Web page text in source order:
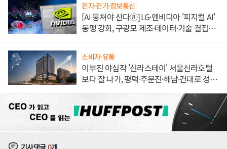
전자·전기·정보통신
[AI 뭉쳐야 산다⑧] LG·엔비디아 '피지컬 AI'
동맹 강화, 구광모 제조·데이터·기술 결집
소비자·유통
이부진 야심작 '신라스테이' 서울신라호텔
보다 잘 나가, 평택·주문진·해남·건대로 성
기사댓글0개